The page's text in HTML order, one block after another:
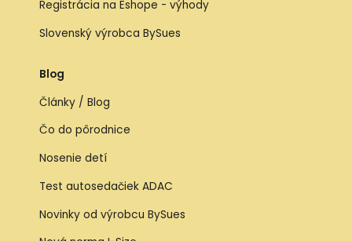
Registrácia na Eshope - výhody
Slovenský výrobca BySues
Blog
Články / Blog
Čo do pôrodnice
Nosenie detí
Test autosedačiek ADAC
Novinky od výrobcu BySues